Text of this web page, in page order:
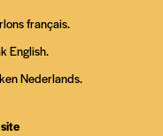
français.
English.
Nederlands.